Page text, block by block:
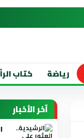
رياضة كتاب
آخر الأخبار